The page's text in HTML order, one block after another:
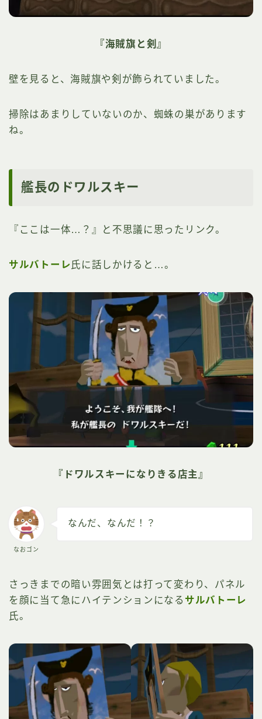
『海賊旗と剣』
壁を見ると、海賊旗や剣が飾られていました。
掃除はあまりしていないのか、蜘蛛の巣があります
ね。
艦長のドワルスキー
『ここは一体…？』と不思議に思ったリンク。
サルバトーレ 氏に話しかけると…。
『ドワルスキーになりきる店主』
なおゴン
なんだ、なんだ！？
さっきまでの暗い雰囲気とは打って変わり、パネル
を顔に当て急にハイテンションになる サルバトーレ
氏。